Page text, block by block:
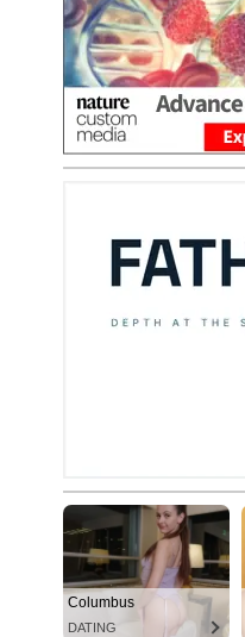
Columbus
DATING